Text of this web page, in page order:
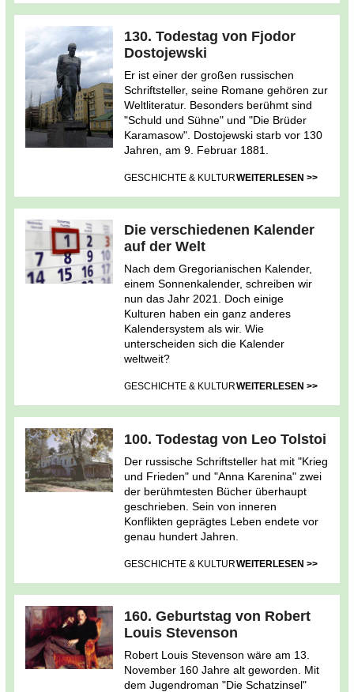
130. Todestag von Fjodor
Dostojewski
Er ist einer der großen russischen
Schriftsteller, seine Romane gehören zur
Weltliteratur. Besonders berühmt sind
"Schuld und Sühne" und "Die Brüder
Karamasow". Dostojewski starb vor 130
Jahren, am 9. Februar 1881.
GESCHICHTE & KULTURWEITERLESEN >>
Die verschiedenen Kalender
auf der Welt
Nach dem Gregorianischen Kalender,
einem Sonnenkalender, schreiben wir
nun das Jahr 2021. Doch einige
Kulturen haben ein ganz anderes
Kalendersystem als wir. Wie
unterscheiden sich die Kalender
weltweit?
GESCHICHTE & KULTURWEITERLESEN >>
100. Todestag von Leo Tolstoi
Der russische Schriftsteller hat mit "Krieg
und Frieden" und "Anna Karenina" zwei
der berühmtesten Bücher überhaupt
geschrieben. Sein von inneren
Konflikten geprägtes Leben endete vor
genau hundert Jahren.
GESCHICHTE & KULTURWEITERLESEN >>
160. Geburtstag von Robert
Louis Stevenson
Robert Louis Stevenson wäre am 13.
November 160 Jahre alt geworden. Mit
dem Jugendroman "Die Schatzinsel"